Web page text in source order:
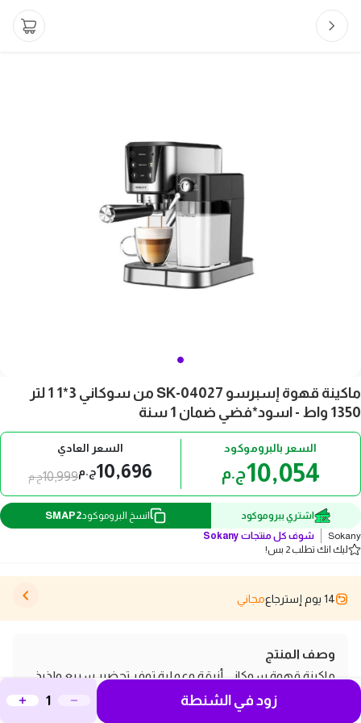
ماكينة قهوة إسبرسو SK-04027 من سوكاني 3*1 1 لتر
1350 واط - اسود*فضي ضمان 1 سنة
السعر بالبروموكود
10,054ج.م
السعر العادي
10,696ج.م10,999ج.م
اشتري ببروموكود انسخ البروموكودSMAP2
Sokany شوف كل منتجات Sokany
ليك انك تطلب 2 بس!
14 يوم إسترجاع مجاني
وصف المنتج
ماكينة قهوة سوكاني أنيقة وعملية توفر تحضير سريع ولذيذ
للإسبريسو والمشروبات الساخنة مع أداء موثوق يناسب
زود في الشنطة